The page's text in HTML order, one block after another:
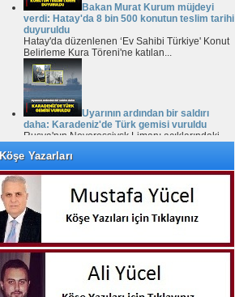
Bakan Murat Kurum müjdeyi
verdi: Hatay'da 8 bin 500 konutun teslim tarihi
duyuruldu
Hatay'da düzenlenen ‘Ev Sahibi Türkiye' Konut
Belirleme Kura Töreni'ne katılan...
Uyarının ardından bir saldırı
daha: Karadeniz'de Türk gemisi vuruldu
Rusya'nın Novorossiysk Limanı açıklarındaki
Mekke Anlaşması daveti: Tüm kardeş
Cumhurbaşkanı Recep Tayyip Erdoğan, Mekke
Ortak Savunma Anlaşması hakkında,...
Köşe Yazarları